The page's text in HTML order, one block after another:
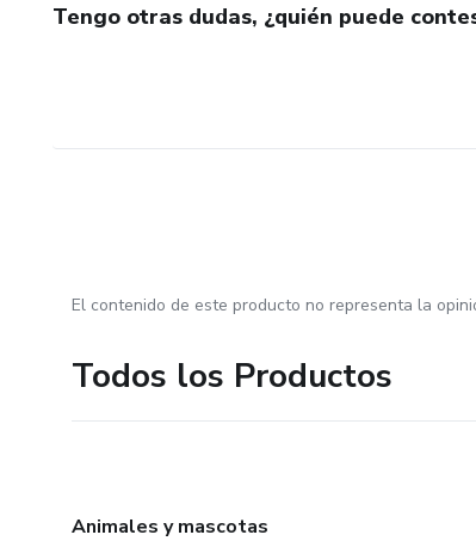
Tengo otras dudas, ¿quién puede
El contenido de este producto no representa la
Todos los Productos
Animales y mascotas